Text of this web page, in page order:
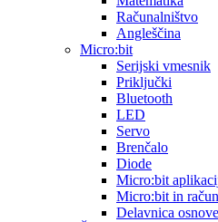
Računalništvo
Angleščina
Micro:bit
Serijski vmesnik
Priključki
Bluetooth
LED
Servo
Brenčalo
Diode
Micro:bit
Micro:bit in
Delavnica